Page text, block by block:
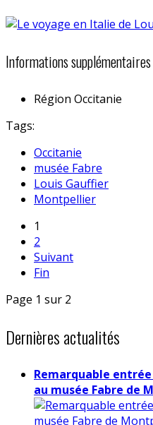
Informations supplémentaires
Région Occitanie
Tags:
Occitanie
musée Fabre
Louis Gauffier
Montpellier
1
2
Suivant
Fin
Page 1 sur 2
Dernières actualités
Remarquable
au musée Fabre de